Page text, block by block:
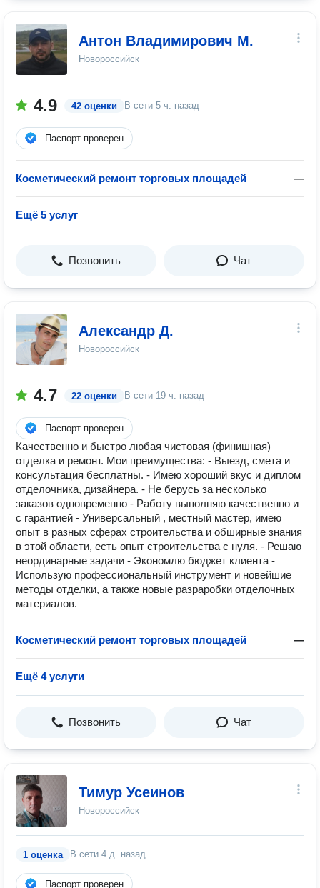
Антон Владимирович М.
Новороссийск
4.9 42 оценки В сети 5 ч. назад
Паспорт проверен
Косметический ремонт торговых площадей —
Ещё 5 услуг
Позвонить Чат
Александр Д.
Новороссийск
4.7 22 оценки В сети 19 ч. назад
Паспорт проверен
Качественно и быстро любая чистовая (финишная)
отделка и ремонт. Мои преимущества: - Выезд, смета и
консультация бесплатны. - Имею хороший вкус и диплом
отделочника, дизайнера. - Не берусь за несколько
заказов одновременно - Работу выполняю качественно и
с гарантией - Универсальный , местный мастер, имею
опыт в разных сферах строительства и обширные знания
в этой области, есть опыт строительства с нуля. - Решаю
неординарные задачи - Экономлю бюджет клиента -
Использую профессиональный инструмент и новейшие
методы отделки, а также новые разраробки отделочных
материалов.
Косметический ремонт торговых площадей —
Ещё 4 услуги
Позвонить Чат
Тимур Усеинов
Новороссийск
1 оценка В сети 4 д. назад
Паспорт проверен